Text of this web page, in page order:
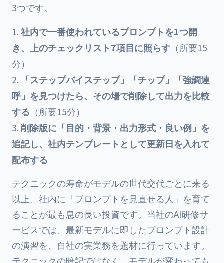
3つです。
社内で一番使われているプロンプトを1つ開
き、上のチェックリスト7項目に照らす （所要15
分）
「ステップバイステップ」「チップ」「強調連
呼」を見つけたら、その場で削除して出力を比較
する （所要15分）
削除版に「目的・背景・出力形式・良い例」を
追記し、社内テンプレートとして更新日を入れて
配布する
テクニックの寿命がモデルの世代交代ごとに来る
以上、社内に「プロンプトを見直せる人」を育て
ることが最も息の長い投資です。当社のAI研修サ
ービスでは、最新モデルに即したプロンプト設計
の演習を、自社の実業務を題材に行っています。